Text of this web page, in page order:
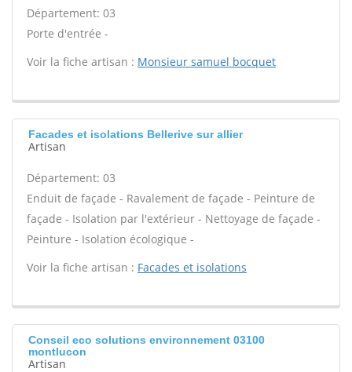
Département: 03
Porte d'entrée -
Voir la fiche artisan : Monsieur samuel bocquet
Facades et isolations Bellerive sur allier
Artisan
Département: 03
Enduit de façade - Ravalement de façade - Peinture de
façade - Isolation par l'extérieur - Nettoyage de façade -
Peinture - Isolation écologique -
Voir la fiche artisan : Facades et isolations
Conseil eco solutions environnement 03100
montlucon
Artisan